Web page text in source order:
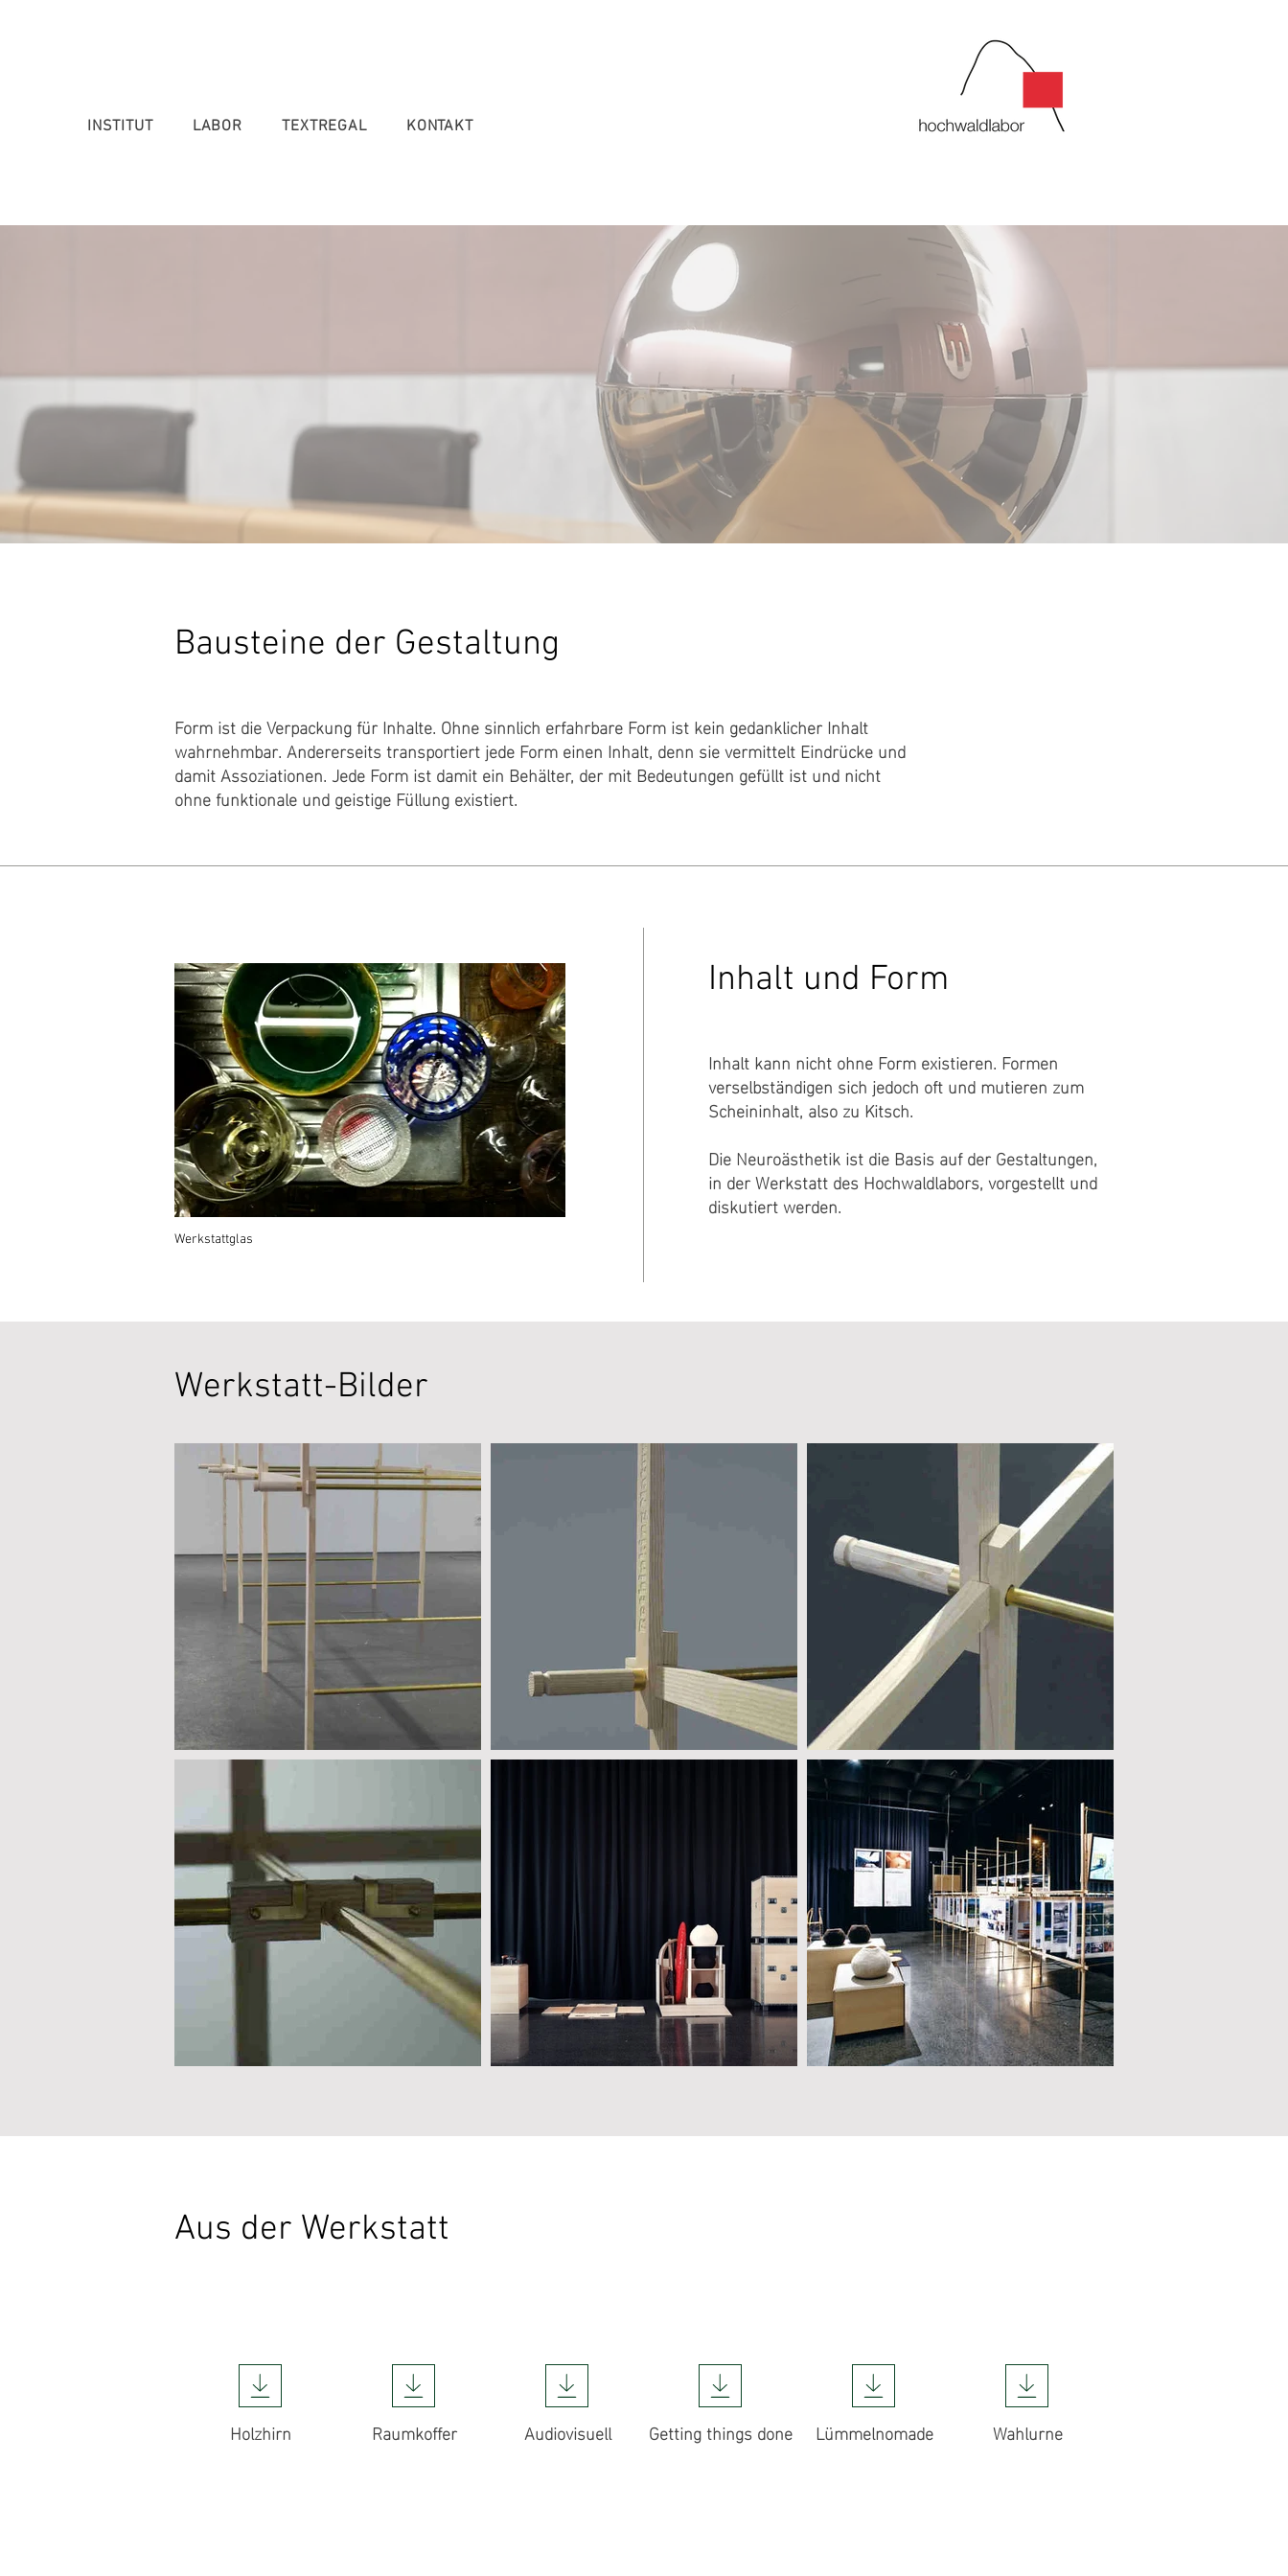
INSTITUT LABOR TEXTREGAL KONTAKT
Bausteine der Gestaltung
Form ist die Verpackung für Inhalte. Ohne sinnlich erfahrbare Form ist kein gedanklicher Inhalt
wahrnehmbar. Andererseits transportiert jede Form einen Inhalt, denn sie vermittelt Eindrücke und
damit Assoziationen. Jede Form ist damit ein Behälter, der mit Bedeutungen gefüllt ist und nicht
ohne funktionale und geistige Füllung existiert.
Werkstattglas
Inhalt und Form
Inhalt kann nicht ohne Form existieren. Formen
verselbständigen sich jedoch oft und mutieren zum
Scheininhalt, also zu Kitsch.
Die Neuroästhetik ist die Basis auf der Gestaltungen,
in der Werkstatt des Hochwaldlabors, vorgestellt und
diskutiert werden.
Werkstatt-Bilder
Aus der Werkstatt
Holzhirn Raumkoffer Audiovisuell Getting things done Lümmelnomade Wahlurne